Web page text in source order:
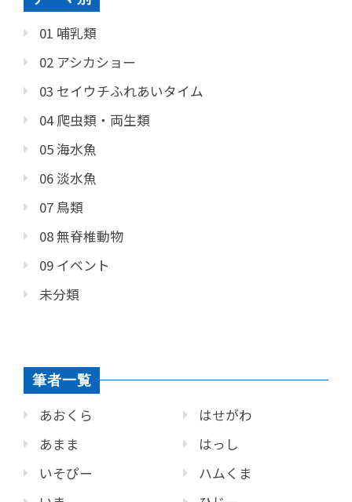
01 哺乳類
02 アシカショー
03 セイウチふれあいタイム
04 爬虫類・両生類
05 海水魚
06 淡水魚
07 鳥類
08 無脊椎動物
09 イベント
未分類
筆者一覧
あおくら
あまま
いそぴー
はせがわ
はっし
ハムくま